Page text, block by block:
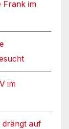
Frank im
im
drängt auf